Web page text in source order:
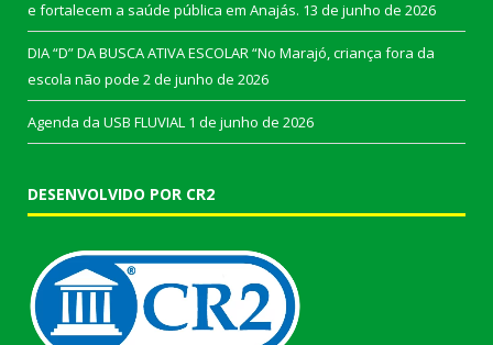
e fortalecem a saúde pública em Anajás. 13 de junho de 2026
DIA “D” DA BUSCA ATIVA ESCOLAR “No Marajó, criança fora da
escola não pode 2 de junho de 2026
Agenda da USB FLUVIAL 1 de junho de 2026
DESENVOLVIDO POR CR2